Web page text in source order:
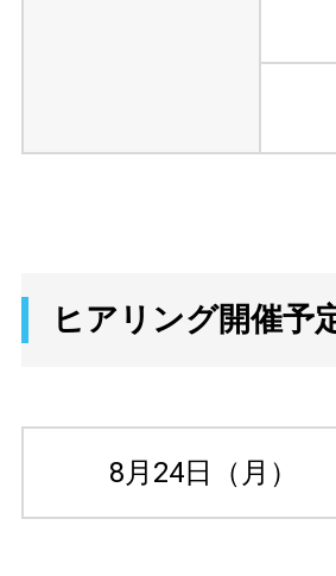
ヒアリング開催予
8月24日（月）